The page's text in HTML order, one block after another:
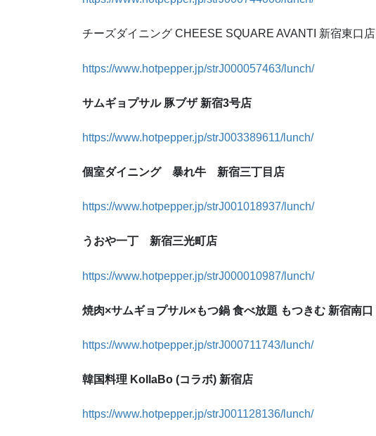
チーズダイニング CHEESE SQUARE AVANTI 新宿東口店
https://www.hotpepper.jp/strJ000057463/lunch/
サムギョプサル 豚ブザ 新宿3号店
https://www.hotpepper.jp/strJ003389611/lunch/
個室ダイニング 暴れ牛 新宿三丁目店
https://www.hotpepper.jp/strJ001018937/lunch/
うおや一丁 新宿三光町店
https://www.hotpepper.jp/strJ000010987/lunch/
焼肉×サムギョプサル×もつ鍋 食べ放題 もつきむ 新宿南口
https://www.hotpepper.jp/strJ000711743/lunch/
韓国料理 KollaBo (コラボ) 新宿店
https://www.hotpepper.jp/strJ001128136/lunch/